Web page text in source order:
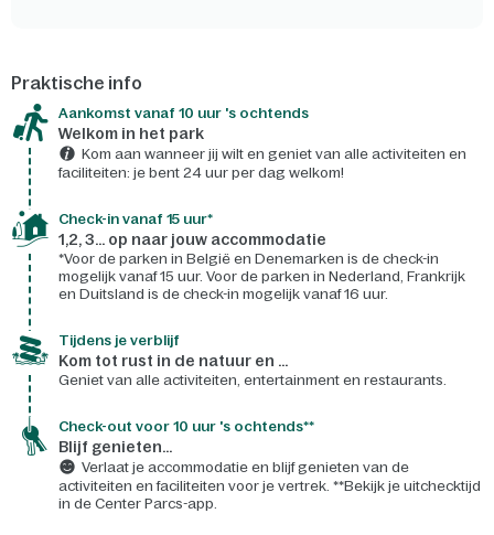
Praktische info
Aankomst vanaf 10 uur 's ochtends
Welkom in het park
Kom aan wanneer jij wilt en geniet van alle activiteiten en
faciliteiten: je bent 24 uur per dag welkom!
Check-in vanaf 15 uur*
1,2, 3... op naar jouw accommodatie
*Voor de parken in België en Denemarken is de check-in
mogelijk vanaf 15 uur. Voor de parken in Nederland, Frankrijk
en Duitsland is de check-in mogelijk vanaf 16 uur.
Tijdens je verblijf
Kom tot rust in de natuur en ...
Geniet van alle activiteiten, entertainment en restaurants.
Check-out voor 10 uur 's ochtends**
Blijf genieten...
Verlaat je accommodatie en blijf genieten van de
activiteiten en faciliteiten voor je vertrek. **Bekijk je uitchecktijd
in de Center Parcs-app.